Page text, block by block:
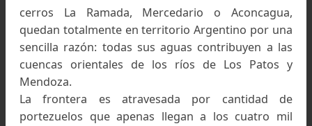
desde la Puna hasta los Andes Patagónicos.
Pero probablemente era la primera vez que
haría prescindiendo del apoyo de animales.
Marcharíamos paralelos al sector
“acontecimientos excepcionales”, al decir
Reichert, rompieron la normal coincidencia de